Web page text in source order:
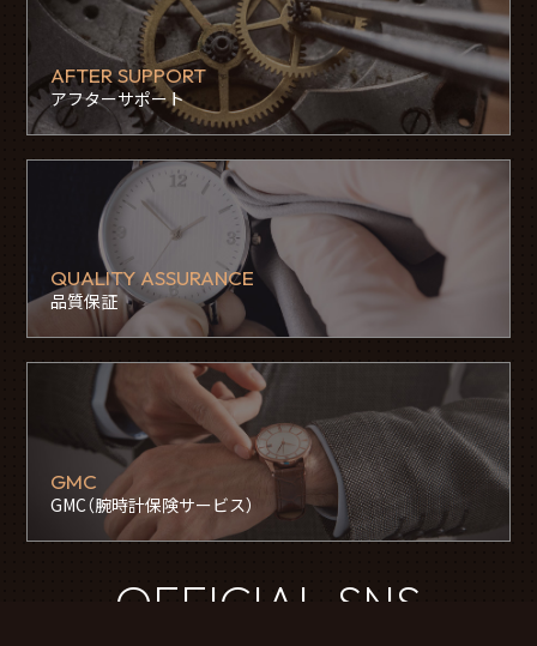
AFTER SUPPORT
アフターサポート
QUALITY ASSURANCE
品質保証
GMC
GMC（腕時計保険サービス）
OFFICIAL SNS